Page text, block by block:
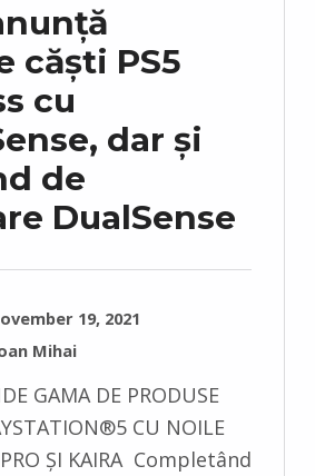
căști PS5
cu
dar și
de
DualSense
19, 2021
Mihai
GAMA DE PRODUSE
CU NOILE
PRO ȘI KAIRA Completând